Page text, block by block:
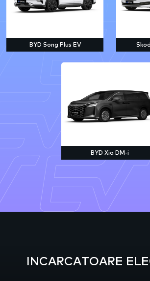
BYD Song Plus EV
BYD Xia DM-i
INCARCATOARE